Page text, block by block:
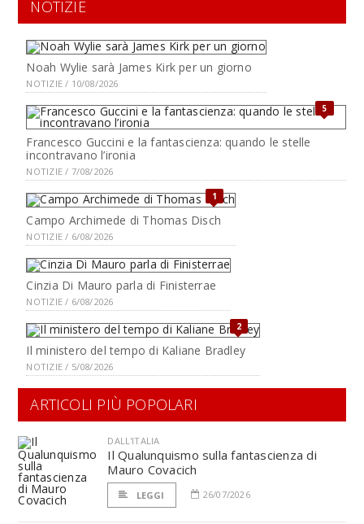
NOTIZIE
Noah Wylie sarà James Kirk per un giorno
NOTIZIE / 10/08/2026
5
Francesco Guccini e la fantascienza: quando le stelle
incontravano l’ironia
NOTIZIE / 7/08/2026
1
Campo Archimede di Thomas Disch
NOTIZIE / 6/08/2026
Cinzia Di Mauro parla di Finisterrae
NOTIZIE / 6/08/2026
2
Il ministero del tempo di Kaliane Bradley
NOTIZIE / 5/08/2026
ARTICOLI PIÙ POPOLARI
DALL'ITALIA
Il Qualunquismo sulla fantascienza di
Mauro Covacich
LEGGI 26/07/2026